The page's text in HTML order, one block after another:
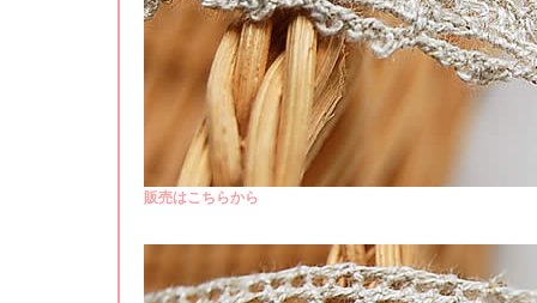
販売はこちらから